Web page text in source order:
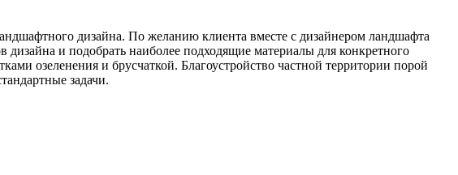
дизайна. По желанию клиента вместе с дизайнером ландшафта
и подобрать наиболее подходящие материалы для конкретного
озеленения и брусчаткой. Благоустройство частной территории порой
задачи.